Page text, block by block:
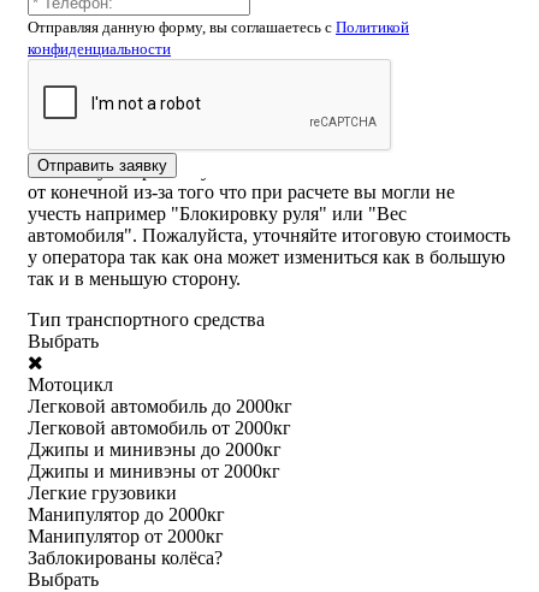
Отправляя данную форму, вы соглашаетесь c Политикой
конфиденциальности
Отправить заявку
Калькулятор расчёта стоимости
эвакуатора ладыгино
ВНИМАНИЕ! Стоимость рассчитанная самостоятельно
на калькуляторе или указанная на сайте может отличаться
от конечной из-за того что при расчете вы могли не
учесть например "Блокировку руля" или "Вес
автомобиля". Пожалуйста, уточняйте итоговую стоимость
у оператора так как она может измениться как в большую
так и в меньшую сторону.
Тип транспортного средства
Выбрать
Мотоцикл
Легковой автомобиль до 2000кг
Легковой автомобиль от 2000кг
Джипы и минивэны до 2000кг
Джипы и минивэны от 2000кг
Легкие грузовики
Манипулятор до 2000кг
Манипулятор от 2000кг
Заблокированы колёса?
Выбрать